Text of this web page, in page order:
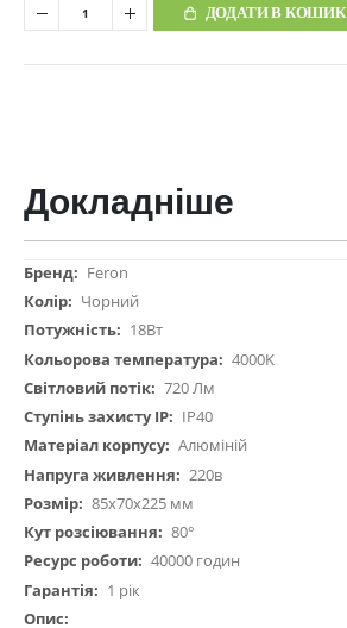
ДОДАТИ В КОШИК
Докладніше
Докладніше
Feron
Чорний
18Вт
4000K
720 Лм
IP40
Алюміній
220в
85x70x225 мм
80°
40000 годин
1 рік